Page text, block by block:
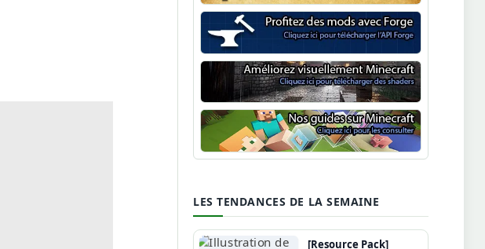
Minecraft Forge
Shaders Minecraft
Guide Minecraft
LES TENDANCES DE LA SEMAINE
[Resource Pack]